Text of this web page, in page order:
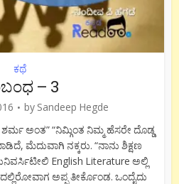
ಕಥೆ
– 3
by Sandeep Hegde
ಅಂತ” “ನಿಮ್ಗಿಂತ ನಿಮ್ಮ ಹೆಸರೇ ದೊಡ್ಡ
ಮೆದುವಾಗಿ ನಕ್ಕರು. “ನಾನು ಶಿಕ್ಷಣ
English Literature ಅಲ್ಲಿ
ಅಪ್ಪ ತೀರ್ಕೊಂಡ. ಒಂದೈದು